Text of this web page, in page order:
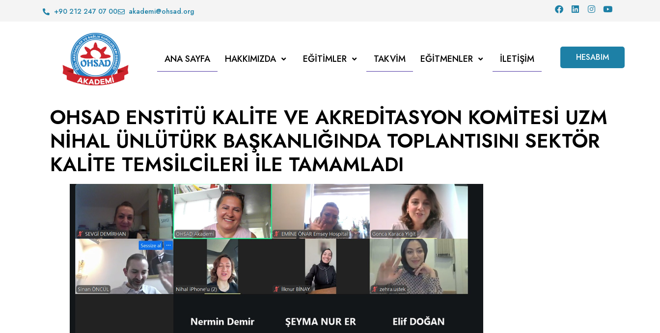
+90 212 247 07 00 akademi@ohsad.org
ANA SAYFA HAKKIMIZDA EĞITIMLER TAKVIM EĞITMENLER İLETIŞIM HESABIM
OHSAD ENSTİTÜ KALİTE VE AKREDİTASYON KOMİTESİ UZM
NİHAL ÜNLÜTÜRK BAŞKANLIĞINDA TOPLANTISINI SEKTÖR
KALİTE TEMSİLCİLERİ İLE TAMAMLADI